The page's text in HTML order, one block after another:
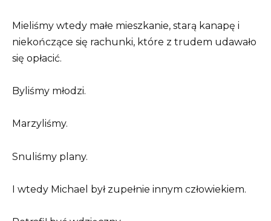
Mieliśmy wtedy małe mieszkanie, starą kanapę i
niekończące się rachunki, które z trudem udawało
się opłacić.
Byliśmy młodzi.
Marzyliśmy.
Snuliśmy plany.
I wtedy Michael był zupełnie innym człowiekiem.